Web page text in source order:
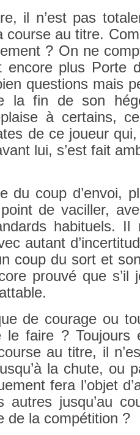
il n’est pas
co­ur­se au titre.
? On ne
plus Porte
ques­tions mais
la fin de son
à cer­tains,
de ce joueur
lui, s’est fait
du coup d’envoi,
de vacill­er,
habituels. Il
autant
coup du sort et
prouvé que s’il
de co­urage ou
le faire ? Toujours
au titre, il
la chute, ou
fera l’objet
aut­res jusqu’au
de la com­péti­tion ?